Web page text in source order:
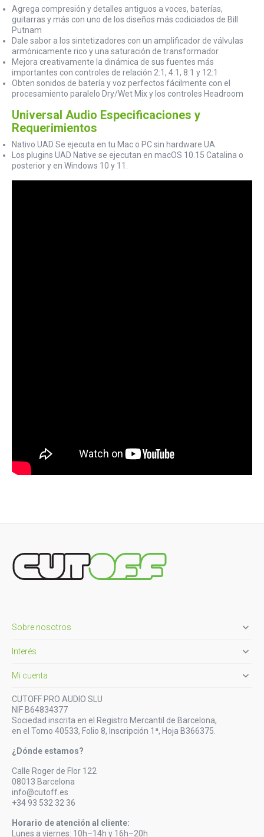
Agrega compresión y detalles antiguos a voces, baterías,
guitarras y más con uno de los diseños más codiciados de Bill
Putnam
Dale sabor a los sintetizadores con un amplificador de válvulas
armónicamente rico y una saturación de transformador
Mejora creativamente la dinámica de sus fuentes más
importantes con controles de relación 2:1, 4:1, 8:1 y 12:1
Obten sonidos de batería y voz perfectos fácilmente con el
procesamiento paralelo Dry/Wet Mix y los controles Headroom
Universal Audio Especificaciones y
Requerimientos
Nativo UAD Se ejecuta en tu Mac o PC sin hardware UA.
Los plugins UAD Native se ejecutan en macOS 10.15 Catalina o
posterior y en Windows 10 y 11.
Sobre nosotros 
Interés 
Mi cuenta 
CUTOFF PRO AUDIO SLU
NIF B64834377
Sociedad inscrita en el Registro Mercantil de Barcelona,
en el Tomo 40533, Folio 8, Inscripción 1ª, Hoja B366375.
¿Dónde estamos?
Calle Roger de Flor 122
08013 Barcelona
info@cutoff.es
+34 93 532 32 36
Horario de atención al cliente:
Lunes a viernes: 10h–14h y 16h–20h